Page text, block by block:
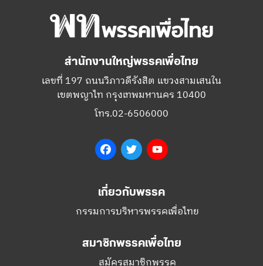
สำนักงานใหญ่พรรคเพื่อไทย
เลขที่ 197 ถนนวิภาวดีรังสิต แขวงสามเสนใน
เขตพญาไท กรุงเทพมหานคร 10400
โทร.02-6506000
FacebookTwitter
เกี่ยวกับพรรค
กรรมการบริหารพรรคเพื่อไทย
สมาชิกพรรคเพื่อไทย